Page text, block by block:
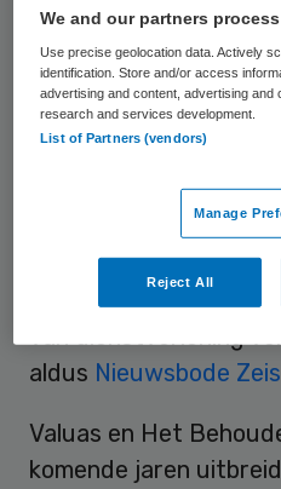
particuliere
ouderen.
Met de fusie willen de
en ervaring
functies
en Valuas verwachten
samenwerking zowel
voordelen te behalen,
van dienstverlening
aldus Nieuwsbode
Valuas en Het
komende jaren
We and our partners
Use precise geolocation data. Actively
identification. Store and/or access
advertising and content, advertising and
research and services development.
List of Partners (vendors)
Manage
Reject All